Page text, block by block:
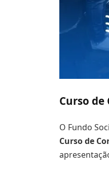
Curso
O Fundo
Curso de